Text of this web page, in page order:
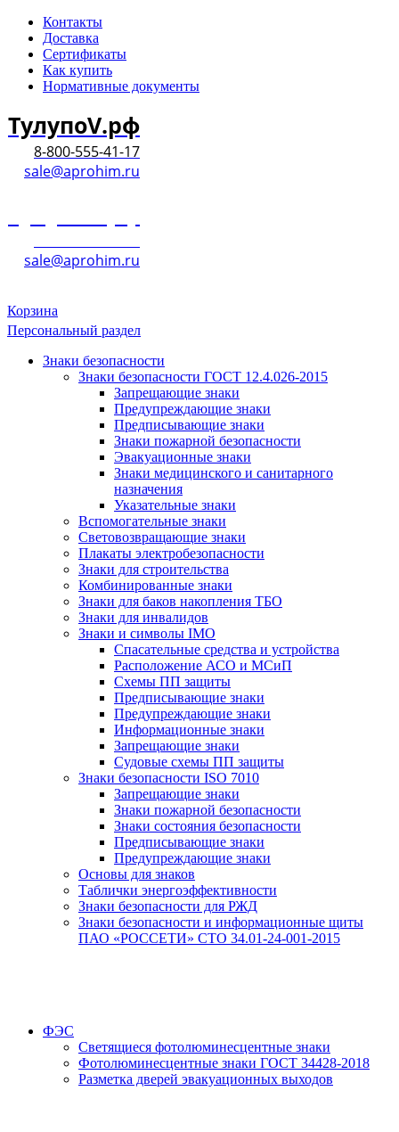
Контакты
Доставка
Сертификаты
Как купить
Нормативные документы
ТулупоV.рф
8-800-555-41-17
sale@aprohim.ru
sale@aprohim.ru
Корзина
Персональный раздел
Знаки безопасности
Знаки безопасности ГОСТ 12.4.026-2015
Запрещающие знаки
Предупреждающие знаки
Предписывающие знаки
Знаки пожарной безопасности
Эвакуационные знаки
Знаки медицинского и санитарного
назначения
Указательные знаки
Вспомогательные знаки
Световозвращающие знаки
Плакаты электробезопасности
Знаки для строительства
Комбинированные знаки
Знаки для баков накопления ТБО
Знаки для инвалидов
Знаки и символы IMO
Спасательные средства и устройства
Расположение АСО и МСиП
Схемы ПП защиты
Предписывающие знаки
Предупреждающие знаки
Информационные знаки
Запрещающие знаки
Судовые схемы ПП защиты
Знаки безопасности ISO 7010
Запрещающие знаки
Знаки пожарной безопасности
Знаки состояния безопасности
Предписывающие знаки
Предупреждающие знаки
Основы для знаков
Таблички энергоэффективности
Знаки безопасности для РЖД
Знаки безопасности и информационные щиты
ПАО «РОССЕТИ» СТО 34.01-24-001-2015
ФЭС
Светящиеся фотолюминесцентные знаки
Фотолюминесцентные знаки ГОСТ 34428-2018
Разметка дверей эвакуационных выходов